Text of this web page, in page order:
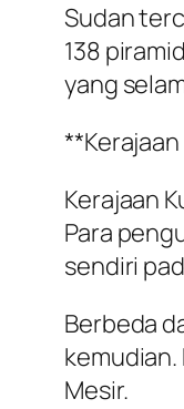
Sudan
138
yang
Kerajaan
Para
sendiri
Berbeda
Mesir.